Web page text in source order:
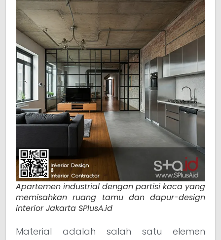
Apartemen industrial dengan partisi kaca yang
memisahkan ruang tamu dan dapur-design
interior Jakarta SPlusA.id
Material adalah salah satu elemen